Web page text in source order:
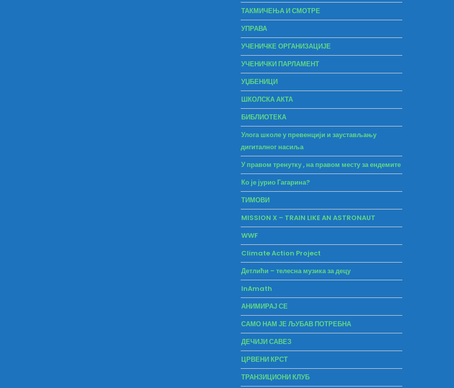
ТАКМИЧЕЊА И СМОТРЕ
УПРАВА
УЧЕНИЧКЕ ОРГАНИЗАЦИЈЕ
УЧЕНИЧКИ ПАРЛАМЕНТ
УЏБЕНИЦИ
ШКОЛСКА АКТА
БИБЛИОТЕКА
Улога школе у превенцији и заустављању
дигиталног насиља
У правом тренутку , на правом месту за ендемите
Ко је јурио Гагарина?
ТИМОВИ
MISSION X – TRAIN LIKE AN ASTRONAUT
WWF
Climate Action Project
Детлићи – телесна музика за децу
InAmath
АНИМИРАЈ СЕ
САМО НАМ ЈЕ ЉУБАВ ПОТРЕБНА
ДЕЧИЈИ САВЕЗ
ЦРВЕНИ КРСТ
ТРАНЗИЦИОНИ КЛУБ